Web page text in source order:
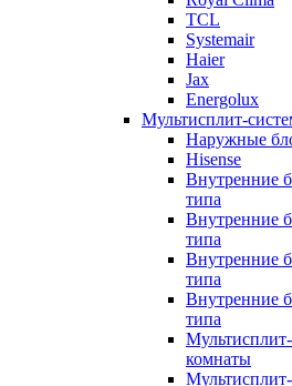
TCL
Systemair
Haier
Jax
Energolux
Мультисплит-
Наружные
Hisense
Внутренние
типа
Внутренние
типа
Внутренние
типа
Внутренние
типа
комнаты